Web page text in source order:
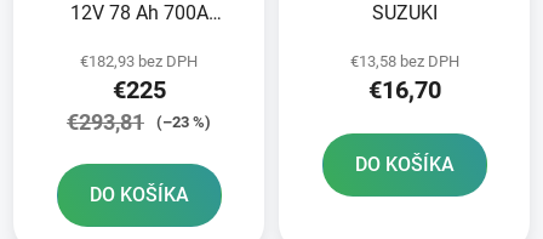
12V 78 Ah 700A
NLP30
€182,93 bez DPH
€225
€293,81 (–23 %)
DO KOŠÍKA
SUZUKI
€13,58 bez DPH
€16,70
DO KOŠÍKA